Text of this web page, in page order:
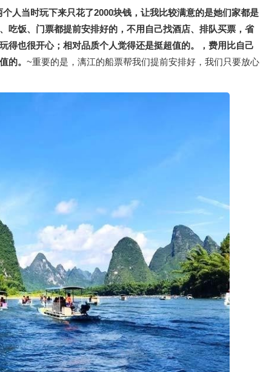
人当时玩下来只花了2000块钱，让我比较满意的是她们家都是
吃饭、门票都提前安排好的，不用自己找酒店、排队买票，省
得也很开心；相对品质个人觉得还是挺超值的。，费用比自己
的。 ~重要的是，漓江的船票帮我们提前安排好，我们只要放心